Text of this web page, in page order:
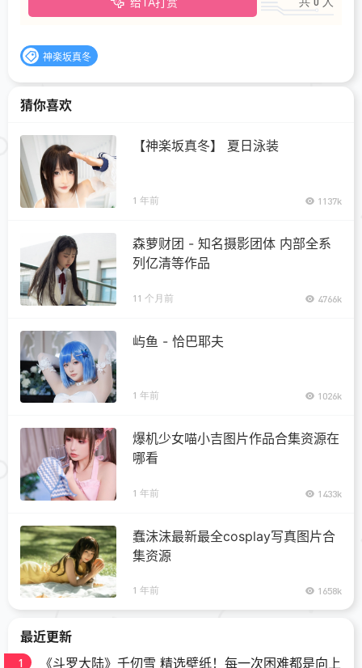
神楽坂真冬
猜你喜欢
【神楽坂真冬】 夏日泳装
1 年前 1137k
森萝财团 - 知名摄影团体 内部全系
列亿清等作品
11 个月前 4766k
屿鱼 - 恰巴耶夫
1 年前 1026k
爆机少女喵小吉图片作品合集资源在
哪看
1 年前 1433k
蠢沫沫最新最全cosplay写真图片合
集资源
1 年前 1658k
最近更新
1
《斗罗大陆》千仞雪 精选壁纸！每一次困难都是向上